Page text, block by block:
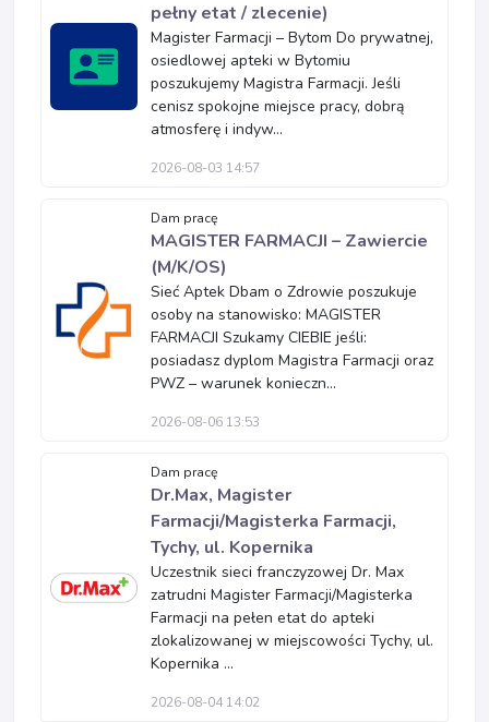
pełny etat / zlecenie)
Magister Farmacji – Bytom Do prywatnej,
osiedlowej apteki w Bytomiu
poszukujemy Magistra Farmacji. Jeśli
cenisz spokojne miejsce pracy, dobrą
atmosferę i indyw...
2026-08-03 14:57
Dam pracę
MAGISTER FARMACJI – Zawiercie
(M/K/OS)
Sieć Aptek Dbam o Zdrowie poszukuje
osoby na stanowisko: MAGISTER
FARMACJI Szukamy CIEBIE jeśli:
posiadasz dyplom Magistra Farmacji oraz
PWZ – warunek konieczn...
2026-08-06 13:53
Dam pracę
Dr.Max, Magister
Farmacji/Magisterka Farmacji,
Tychy, ul. Kopernika
Uczestnik sieci franczyzowej Dr. Max
zatrudni Magister Farmacji/Magisterka
Farmacji na pełen etat do apteki
zlokalizowanej w miejscowości Tychy, ul.
Kopernika ...
2026-08-04 14:02